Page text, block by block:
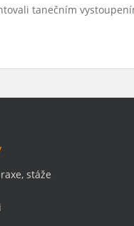
tanečním
stáže